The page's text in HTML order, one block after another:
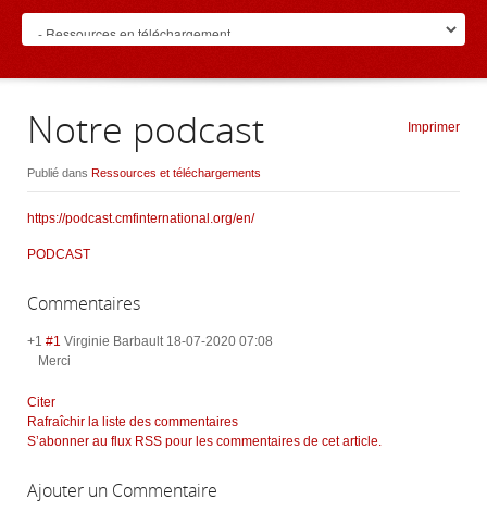
Imprimer
Notre podcast
Publié dans Ressources et téléchargements
https://podcast.cmfinternational.org/en/
PODCAST
Commentaires
+1 #1 Virginie Barbault 18-07-2020 07:08
Merci
Citer
Rafraîchir la liste des commentaires
S’abonner au flux RSS pour les commentaires de cet article.
Ajouter un Commentaire